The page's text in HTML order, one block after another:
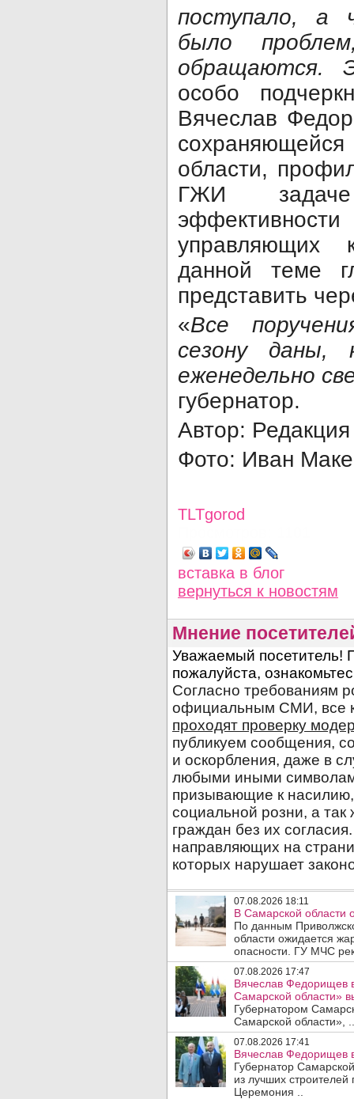
поступало, а
было
обращаются.
особо
Вячеслав
области,
ГЖИ
управляющих
данной теме
представить
«Все
сезону даны,
еженедельно
губернатор.
Автор:
Фото: Иван
TLTgorod
вставка в блог
вернуться к новостям
Мнение
07.08.2026 18:11
В Самарской области
По данным
области ожидается
опасности. ГУ МЧС
07.08.2026 17:47
Вячеслав Федорищев
Самарской области»
Губернатором
Самарской области», ..
07.08.2026 17:41
Вячеслав Федорищев
Губернатор
из лучших
Церемония ..